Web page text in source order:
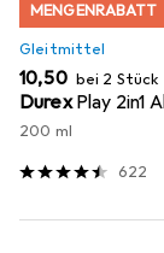
MENGENRABATT
Gleitmittel
EUR
10,50 bei 2 Stück
Durex Play 2in1
200 ml
622